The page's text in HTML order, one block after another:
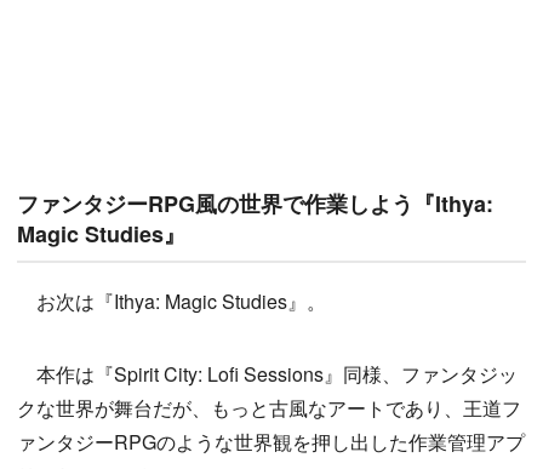
ファンタジーRPG風の世界で作業しよう『Ithya:
Magic Studies』
お次は『Ithya: Magic Studies』。
本作は『Spirit City: Lofi Sessions』同様、ファンタジッ
クな世界が舞台だが、もっと古風なアートであり、王道フ
ァンタジーRPGのような世界観を押し出した作業管理アプ